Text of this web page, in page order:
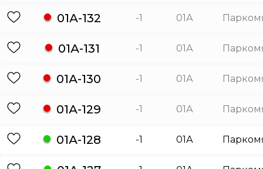
01А-132 -1 01А
01А-131 -1 01А
01А-130 -1 01А
01А-129 -1 01А
01А-128 -1 01А